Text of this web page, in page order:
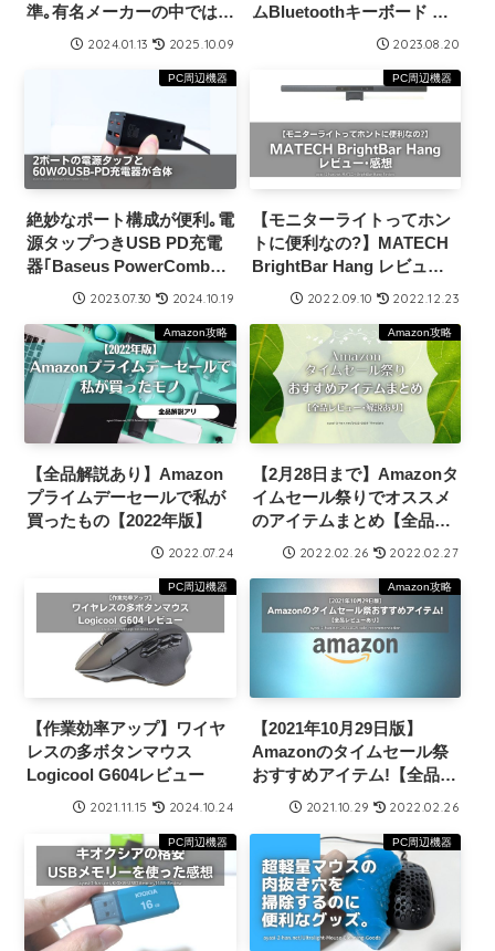
準｡有名メーカーの中では安
い部類
2024.01.13 2025.10.09
ムBluetoothキーボード レ
2023.08.20
PC周辺機器
絶妙なポート構成が便利｡電
源タップつきUSB PD充電
器｢Baseus PowerCombo
On｣レビュー･感想
2023.07.30 2024.10.19
PC周辺機器
【モニターライトってホン
トに便利なの?】MATECH
BrightBar Hang レビュー･
感想【地味に便利でした】
2022.09.10 2022.12.23
Amazon攻略
【全品解説あり】Amazon
プライムデーセールで私が
買ったもの【2022年版】
2022.07.24
Amazon攻略
【2月28日まで】Amazonタ
イムセール祭りでオススメ
のアイテムまとめ【全品レ
ビュー･解説あり】
2022.02.26 2022.02.27
PC周辺機器
【作業効率アップ】ワイヤ
レスの多ボタンマウス
Logicool G604レビュー
2021.11.15 2024.10.24
Amazon攻略
【2021年10月29日版】
Amazonのタイムセール祭
おすすめアイテム!【全品レ
ビューあり】
2021.10.29 2022.02.26
PC周辺機器 PC周辺機器